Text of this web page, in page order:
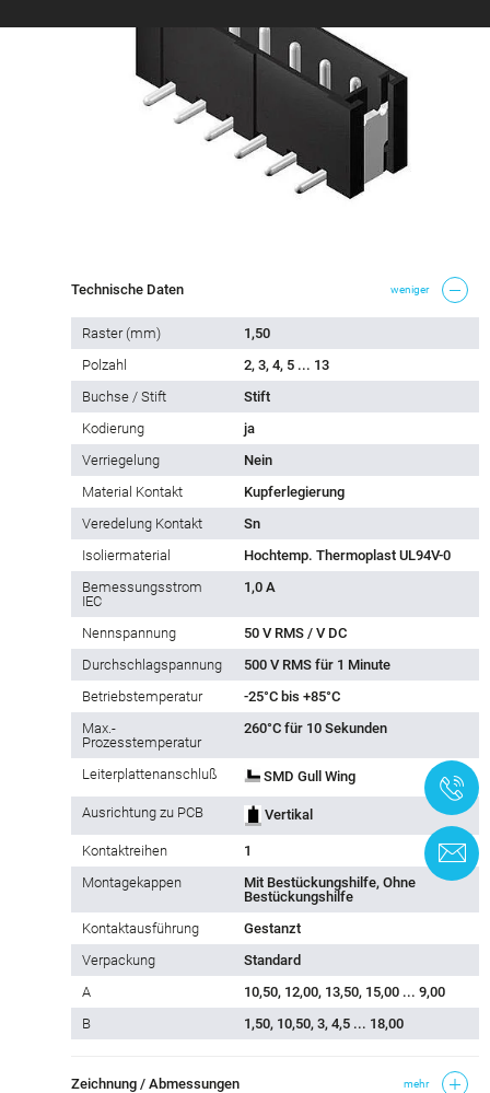
Technische Daten weniger
Raster (mm)
1,50
Polzahl
2, 3, 4, 5 ... 13
Buchse / Stift
Stift
Kodierung
ja
Verriegelung
Nein
Material Kontakt
Kupferlegierung
Veredelung Kontakt
Sn
Isoliermaterial
Hochtemp. Thermoplast UL94V-0
Bemessungsstrom
IEC
1,0 A
Nennspannung
50 V RMS / V DC
Durchschlagspannung
500 V RMS für 1 Minute
Betriebstemperatur
-25°C bis +85°C
Max.-
Prozesstemperatur
260°C für 10 Sekunden
Leiterplattenanschluß SMD Gull Wing
Ausrichtung zu PCB Vertikal
Kontaktreihen
1
Montagekappen
Mit Bestückungshilfe, Ohne
Bestückungshilfe
Kontaktausführung
Gestanzt
Verpackung
Standard
A
10,50, 12,00, 13,50, 15,00 ... 9,00
B
1,50, 10,50, 3, 4,5 ... 18,00
Zeichnung / Abmessungen mehr